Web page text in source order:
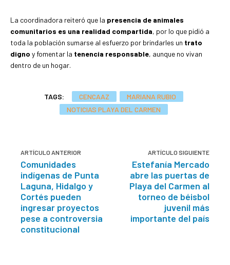
La coordinadora reiteró que la presencia de animales
comunitarios es una realidad compartida, por lo que pidió a
toda la población sumarse al esfuerzo por brindarles un trato
digno y fomentar la tenencia responsable, aunque no vivan
dentro de un hogar.
TAGS: CENCAAZ
MARIANA RUBIO
NOTICIAS PLAYA DEL CARMEN
ARTÍCULO ANTERIOR
Comunidades
indígenas de Punta
Laguna, Hidalgo y
Cortés pueden
ingresar proyectos
pese a controversia
constitucional
ARTÍCULO SIGUIENTE
Estefanía Mercado
abre las puertas de
Playa del Carmen al
torneo de béisbol
juvenil más
importante del país